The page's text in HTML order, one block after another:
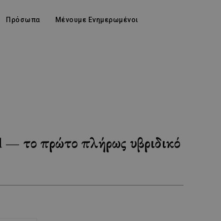
Πρόσωπα Μένουμε Ενημερωμένοι
το πρώτο πλήρως υβριδικό